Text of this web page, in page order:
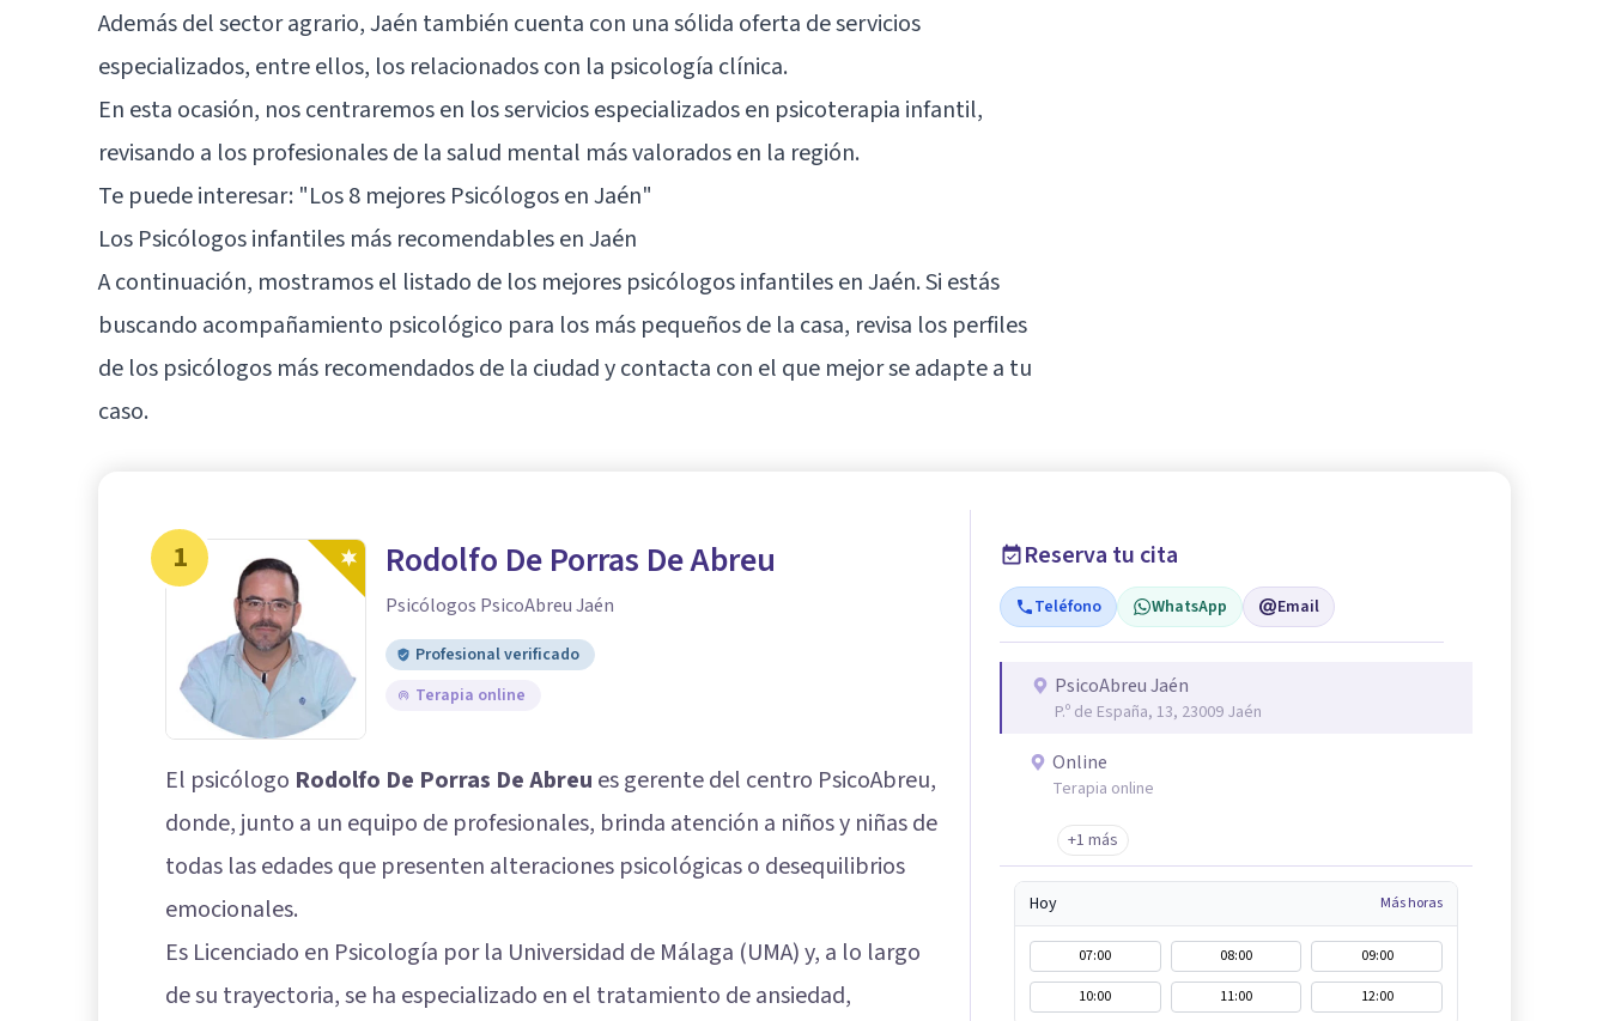
Además del sector agrario, Jaén también cuenta con una sólida oferta de servicios
especializados, entre ellos, los relacionados con la psicología clínica.
En esta ocasión, nos centraremos en los servicios especializados en psicoterapia infantil,
revisando a los profesionales de la salud mental más valorados en la región.
Te puede interesar: "Los 8 mejores Psicólogos en Jaén"
Los Psicólogos infantiles más recomendables en Jaén
A continuación, mostramos el listado de los mejores psicólogos infantiles en Jaén. Si estás
buscando acompañamiento psicológico para los más pequeños de la casa, revisa los perfiles
de los psicólogos más recomendados de la ciudad y contacta con el que mejor se adapte a tu
caso.
1 Rodolfo De Porras De Abreu
Psicólogos PsicoAbreu Jaén
Profesional verificado
Terapia online
El psicólogo Rodolfo De Porras De Abreu es gerente del centro PsicoAbreu,
donde, junto a un equipo de profesionales, brinda atención a niños y niñas de
todas las edades que presenten alteraciones psicológicas o desequilibrios
emocionales.
Es Licenciado en Psicología por la Universidad de Málaga (UMA) y, a lo largo
de su trayectoria, se ha especializado en el tratamiento de ansiedad,
Reserva tu cita
Teléfono WhatsApp Email
PsicoAbreu Jaén
P.º de España, 13, 23009 Jaén
Online
Terapia online
+1 más
Hoy Más horas
07:00 08:00
09:00
10:00
11:00 12:00